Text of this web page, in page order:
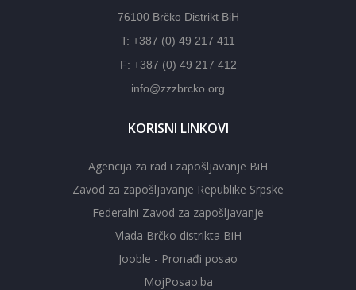
76100 Brčko Distrikt BiH
T: +387 (0) 49 217 411
F: +387 (0) 49 217 412
info@zzzbrcko.org
KORISNI LINKOVI
Agencija za rad i zapošljavanje BiH
Zavod za zapošljavanje Republike Srpske
Federalni Zavod za zapošljavanje
Vlada Brčko distrikta BiH
Jooble - Pronađi posao
MojPosao.ba